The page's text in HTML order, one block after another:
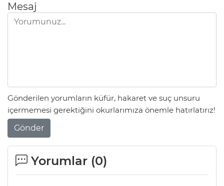
Mesaj
Gönderilen yorumların küfür, hakaret ve suç unsuru
içermemesi gerektiğini okurlarımıza önemle hatırlatırız!
Gönder
Yorumlar (0)